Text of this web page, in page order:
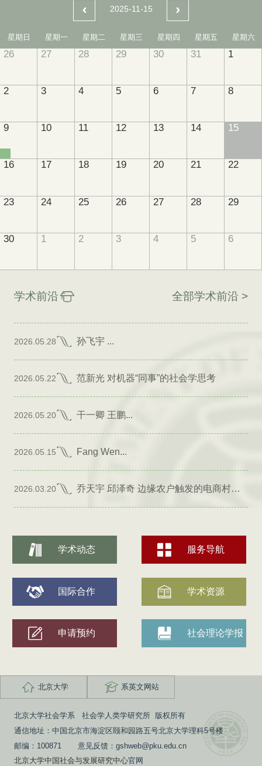
2025-11-15
星期日 星期一 星期二 星期三 星期四 星期五 星期六
26 27 28 29 30 31 1
2 3 4 5 6 7 8
9 10 11 12 13 14 15
16 17 18 19 20 21 22
23 24 25 26 27 28 29
30 1 2 3 4 5 6
学术前沿 全部学术前沿 >
2026.05.28 孙飞宇 ...
2026.05.22 范新光 对机器“同事”的社会学思考
2026.05.20 干一卿 王鹏...
2026.05.15 Fang Wen...
2026.03.20 乔天宇 邱泽奇 边缘农户触发的电商村形成
学术动态 服务导航
国际合作 学术资源
申请预约 社会理论学报
北京大学 系英文网站
北京大学社会学系 社会学人类学研究所 版权所有
通信地址：中国北京市海淀区颐和园路五号北京大学理科5号楼
邮编：100871 意见反馈：gshweb@pku.edu.cn
北京大学中国社会与发展研究中心官网